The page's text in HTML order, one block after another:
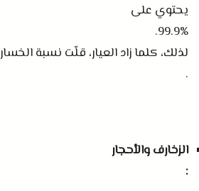
يحتوي على
99.9%.
لذلك، كلما زاد العيار، قلّت نسبة
.
الزخارف والأحجار
: